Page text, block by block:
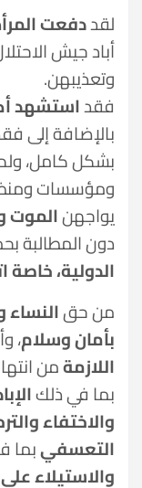
لقددفعت
أباد جيش
وتعذيبهن.
فقداستشهد أكثر من 16
بالإضافة إلى
بشكل كامل،
ومؤسسات
يواجهنالموت
دون المطالبة
الدولية،
من حق
بأمان وسلام،
اللازمةمن
بما في ذلك
والاختفاء
التعسفيبما
والاستيلاء